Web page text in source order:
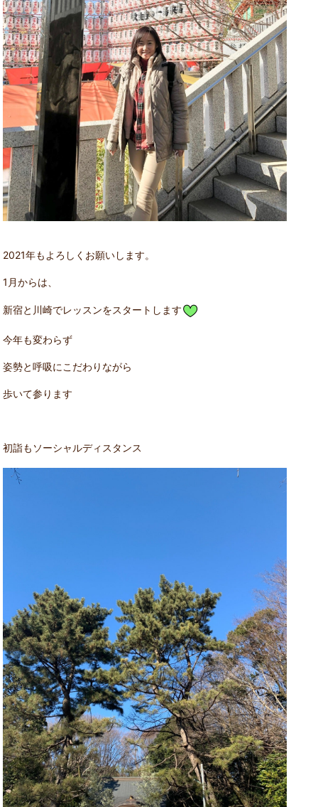
2021年もよろしくお願いします。
1月からは、
新宿と川崎でレッスンをスタートします
今年も変わらず
姿勢と呼吸にこだわりながら
歩いて参ります
初詣もソーシャルディスタンス